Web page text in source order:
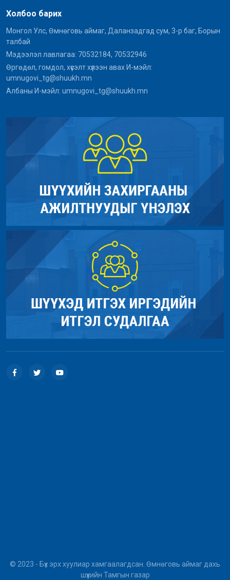
Холбоо барих
Монгол Улс, Өмнөговь аймаг, Даланзадгад сум, 3-р баг, Борын
талбай
Мэдээлэл лавлагаа: 70532184, 70532946
Өргөдөл, гомдол, хүсэлт хүлээн авах И-мэйл:
umnugovi_tg@shuukh.mn
Албаны И-мэйл: umnugovi_tg@shuukh.mn
© 2023 - Бүх эрх хуулиар хамгаалагдсан. Өмнөговь аймаг дахь
шүүхийн Тамгын газар